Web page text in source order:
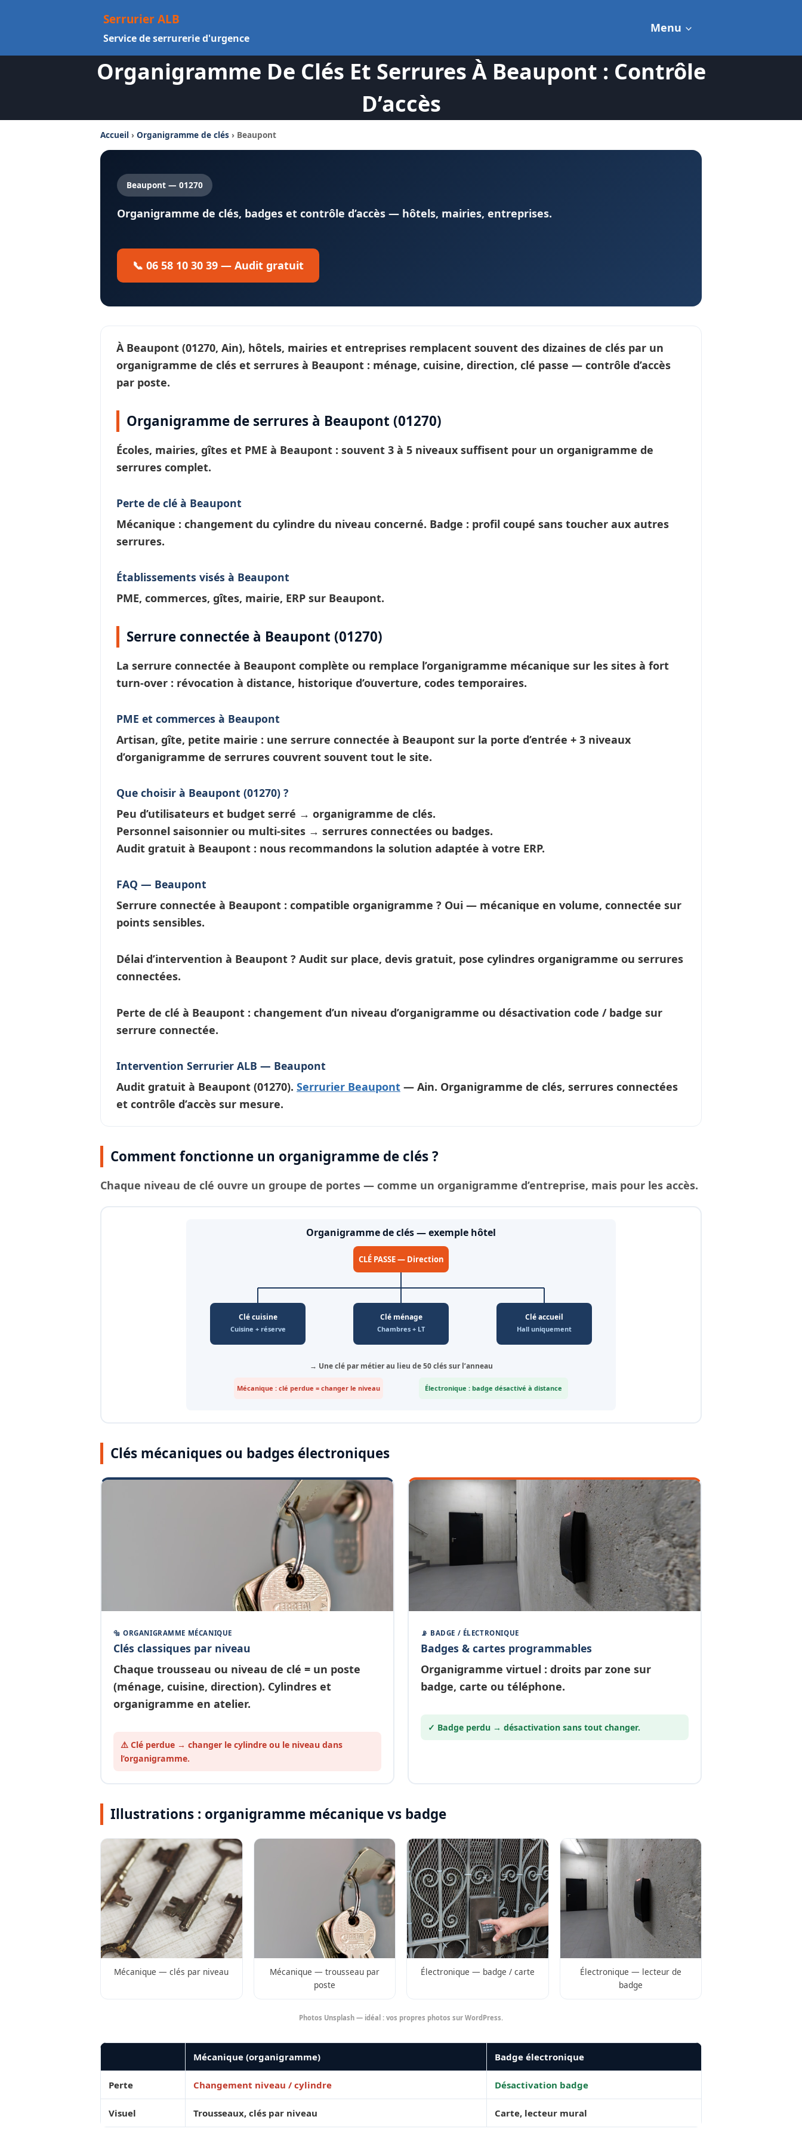
Serrurier ALB
Service de serrurerie d'urgence
Menu
Organigramme De Clés Et Serrures À Beaupont : Contrôle
D’accès
Accueil › Organigramme de clés › Beaupont
Beaupont — 01270
Organigramme de clés, badges et contrôle d’accès — hôtels, mairies, entreprises.
📞 06 58 10 30 39 — Audit gratuit
À Beaupont (01270, Ain), hôtels, mairies et entreprises remplacent souvent des dizaines de clés par un
organigramme de clés et serrures à Beaupont : ménage, cuisine, direction, clé passe — contrôle d’accès
par poste.
Organigramme de serrures à Beaupont (01270)
Écoles, mairies, gîtes et PME à Beaupont : souvent 3 à 5 niveaux suffisent pour un organigramme de
serrures complet.
Perte de clé à Beaupont
Mécanique : changement du cylindre du niveau concerné. Badge : profil coupé sans toucher aux autres
serrures.
Établissements visés à Beaupont
PME, commerces, gîtes, mairie, ERP sur Beaupont.
Serrure connectée à Beaupont (01270)
La serrure connectée à Beaupont complète ou remplace l’organigramme mécanique sur les sites à fort
turn-over : révocation à distance, historique d’ouverture, codes temporaires.
PME et commerces à Beaupont
Artisan, gîte, petite mairie : une serrure connectée à Beaupont sur la porte d’entrée + 3 niveaux
d’organigramme de serrures couvrent souvent tout le site.
Que choisir à Beaupont (01270) ?
Peu d’utilisateurs et budget serré → organigramme de clés.
Personnel saisonnier ou multi-sites → serrures connectées ou badges.
Audit gratuit à Beaupont : nous recommandons la solution adaptée à votre ERP.
FAQ — Beaupont
Serrure connectée à Beaupont : compatible organigramme ? Oui — mécanique en volume, connectée sur
points sensibles.
Délai d’intervention à Beaupont ? Audit sur place, devis gratuit, pose cylindres organigramme ou serrures
connectées.
Perte de clé à Beaupont : changement d’un niveau d’organigramme ou désactivation code / badge sur
serrure connectée.
Intervention Serrurier ALB — Beaupont
Audit gratuit à Beaupont (01270). Serrurier Beaupont — Ain. Organigramme de clés, serrures connectées
et contrôle d’accès sur mesure.
Comment fonctionne un organigramme de clés ?
Chaque niveau de clé ouvre un groupe de portes — comme un organigramme d’entreprise, mais pour les accès.
Organigramme de clés — exemple hôtel
CLÉ PASSE — Direction
Clé cuisine
Cuisine + réserve
Clé ménage
Chambres + LT
Clé accueil
Hall uniquement
→ Une clé par métier au lieu de 50 clés sur l’anneau
Mécanique : clé perdue = changer le niveau Électronique : badge désactivé à distance
Clés mécaniques ou badges électroniques
🔩 ORGANIGRAMME MÉCANIQUE
Clés classiques par niveau
Chaque trousseau ou niveau de clé = un poste
(ménage, cuisine, direction). Cylindres et
organigramme en atelier.
⚠️ Clé perdue → changer le cylindre ou le niveau dans
l’organigramme.
📡 BADGE / ÉLECTRONIQUE
Badges & cartes programmables
Organigramme virtuel : droits par zone sur
badge, carte ou téléphone.
✓ Badge perdu → désactivation sans tout changer.
Illustrations : organigramme mécanique vs badge
Mécanique — clés par niveau
Mécanique — trousseau par
poste
Électronique — badge / carte
Électronique — lecteur de
badge
Photos Unsplash — idéal : vos propres photos sur WordPress.
Mécanique (organigramme) Badge électronique
Perte Changement niveau / cylindre Désactivation badge
Visuel Trousseaux, clés par niveau Carte, lecteur mural